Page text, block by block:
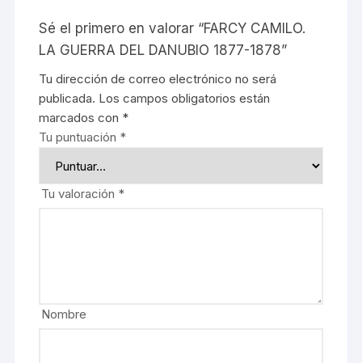
Sé el primero en valorar “FARCY CAMILO.
LA GUERRA DEL DANUBIO 1877-1878”
Tu dirección de correo electrónico no será
publicada. Los campos obligatorios están
marcados con *
Tu puntuación *
Tu valoración *
Nombre